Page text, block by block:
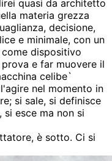
quasi da architetto
materia grezza
decisione,
e minimale, con un
dispositivo
e far muovere il
celibe`
nel momento in
si sale, si definisce
si esce ma non si
è sotto. Ci si